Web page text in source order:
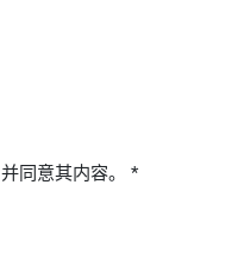
并同意其内容。 *